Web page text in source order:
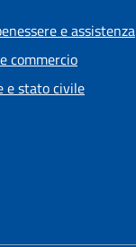
e assistenza
commercio
e stato civile